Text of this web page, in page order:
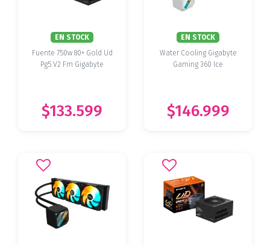
EN STOCK
Fuente 750w 80+ Gold Ud
Pg5 V2 Fm Gigabyte
$133.599
EN STOCK
Water Cooling Gigabyte
Gaming 360 Ice
$146.999